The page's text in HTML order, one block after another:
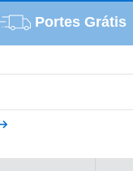
Portes Grátis